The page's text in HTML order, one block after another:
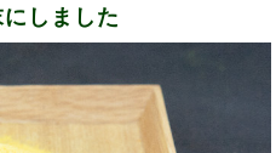
しました